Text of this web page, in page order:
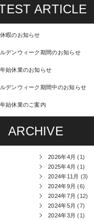
ARTICLE
暇のお知らせ
デンウィーク期間のお知らせ
始休業のお知らせ
デンウィーク期間中のお知らせ
始休業のご案内
ARCHIVE
2026年4月 (1)
2025年4月 (1)
2024年11月 (3)
2024年9月 (6)
2024年7月 (12)
2024年5月 (7)
2024年3月 (1)